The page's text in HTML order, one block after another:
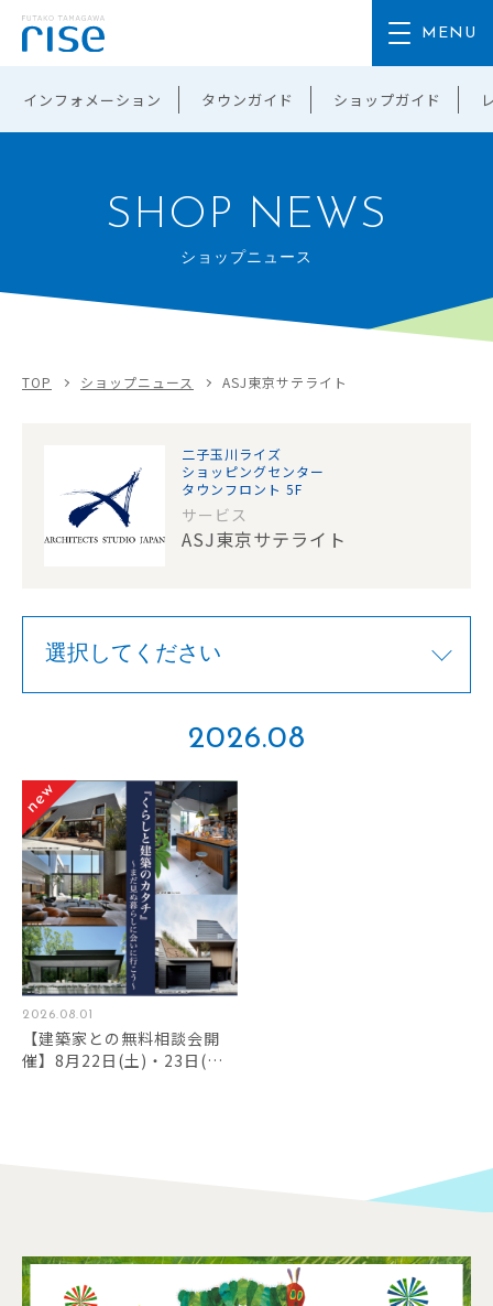
インフォメーション タウンガイド ショップガイド
SHOP NEWS
ショップニュース
TOP ショップニュース ASJ東京サテライト
二子玉川ライズ
ショッピングセンター
タウンフロント 5F
サービス
ASJ東京サテライト
2026.08
2026.08.01
【建築家との無料相談会開
催】8月22日(土)・23日(日)